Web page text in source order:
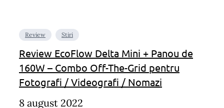
Review Stiri
Review EcoFlow Delta Mini + Panou de
160W – Combo Off-The-Grid pentru
Fotografi / Videografi / Nomazi
8 august 2022